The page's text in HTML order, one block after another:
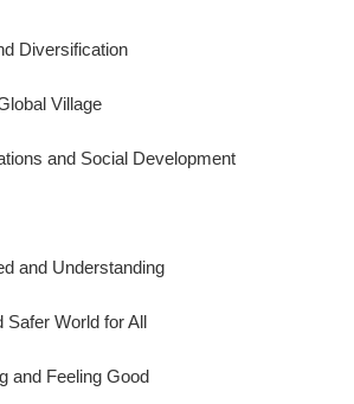
Diversification
Village
and Social Development
and Understanding
Safer World for All
and Feeling Good